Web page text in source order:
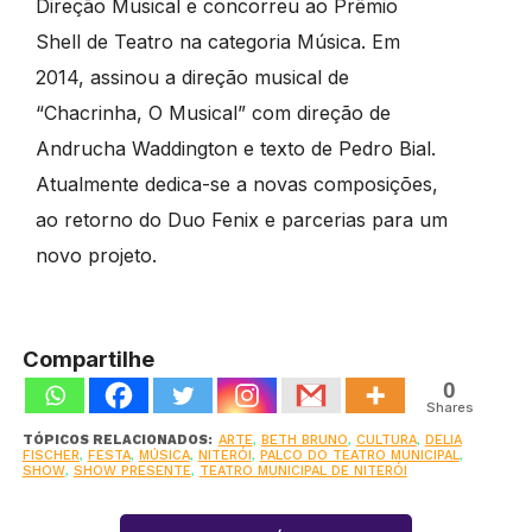
Direção Musical e concorreu ao Prêmio
Shell de Teatro na categoria Música. Em
2014, assinou a direção musical de
“Chacrinha, O Musical” com direção de
Andrucha Waddington e texto de Pedro Bial.
Atualmente dedica-se a novas composições,
ao retorno do Duo Fenix e parcerias para um
novo projeto.
Compartilhe
0
Shares
TÓPICOS RELACIONADOS: ARTE, BETH BRUNO, CULTURA, DELIA
FISCHER, FESTA, MÚSICA, NITERÓI , PALCO DO TEATRO MUNICIPAL,
SHOW, SHOW PRESENTE, TEATRO MUNICIPAL DE NITERÓI